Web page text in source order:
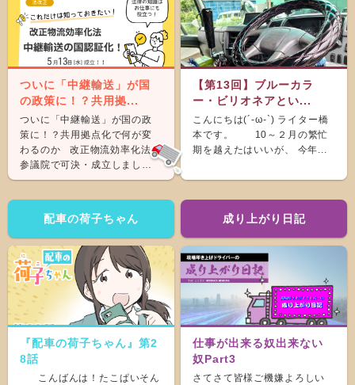
ついに「中継輸送」が国
の政策に！？共用拠...
ついに「中継輸送」が国の政
策に！？共用拠点化で何が変
わるのか 改正物流効率化法が
参議院で可決・成立しまし
た。 &nb...
【第13回】ブルーカラ
ー・ビリオネアとい...
こんにちは(´-ω-`) ライター橋
本です。 10～２月の繁忙
期を越えたはいいが、 今年...
配車の荷子ちゃん
『配車の荷子ちゃん』第2
8話
こんばんは！たこぱいそん
成り上がり日記
仕事が出来る奴出来ない
奴Part3
さてさて皆様ご機嫌よろしい